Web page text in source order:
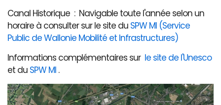
Canal Historique : Navigable toute l'année selon un
horaire à consulter sur le site du SPW MI (Service
Public de Wallonie Mobilité et Infrastructures)
Informations complémentaires sur le site de l'Unesco
et du SPW MI .